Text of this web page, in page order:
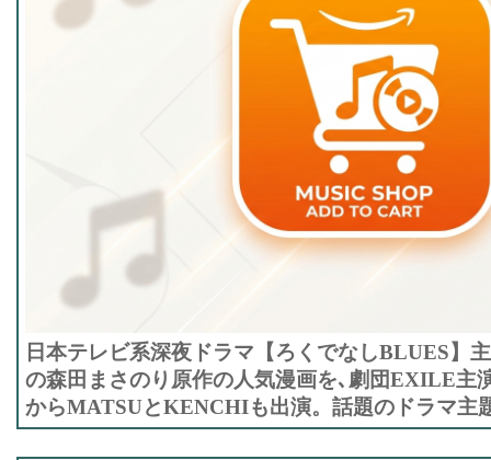
日本テレビ系深夜ドラマ【ろくでなしBLUES】
の森田まさのり原作の人気漫画を､劇団EXILE主
からMATSUとKENCHIも出演。話題のドラマ主